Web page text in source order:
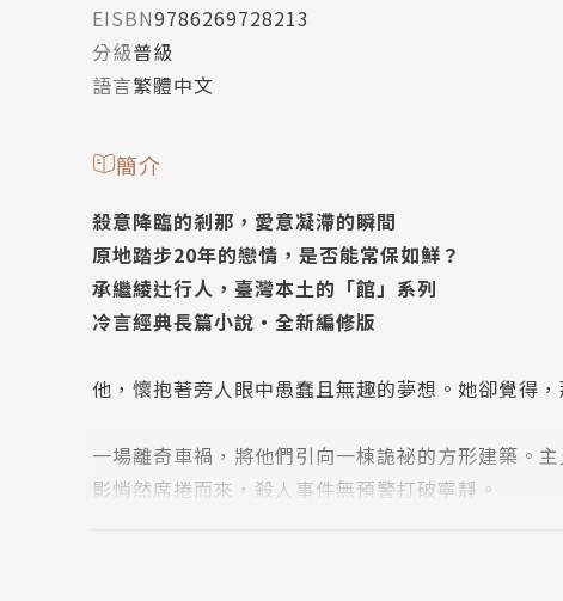
EISBN9786269728213
分級普級
語言繁體中文
簡介
殺意降臨的剎那，愛意凝滯的瞬間
原地踏步20年的戀情，是否能常保如鮮？
承繼綾辻行人，臺灣本土的「館」系列
冷言經典長篇小說‧全新編修版
他，懷抱著旁人眼中愚蠢且無趣的夢想。她卻覺得，
一場離奇車禍，將他們引向一棟詭祕的方形建築。
影悄然席捲而來，殺人事件無預警打破寧靜。